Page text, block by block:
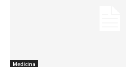
Medicina